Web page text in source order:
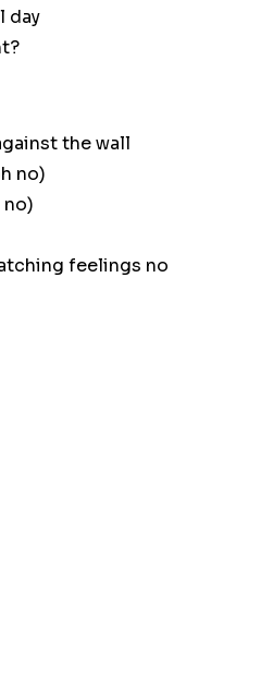
day
the wall
no)
feelings no